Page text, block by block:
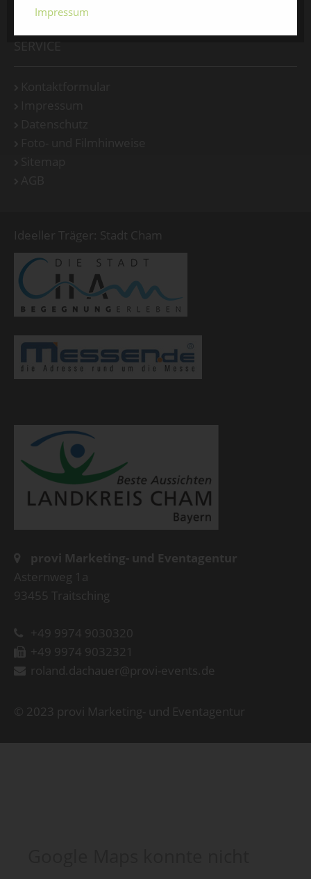
SERVICE
Ideeller Träger: Stadt Cham
provi Marketing- und Eventagentur
Asternweg 1a
93455 Traitsching
+49 9974 9030320
+49 9974 9032321
roland.dachauer@provi-events.de
© 2023 provi Marketing- und Eventagentur
Impressum